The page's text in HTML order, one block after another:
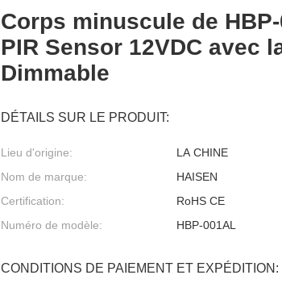
Corps minuscule de
PIR Sensor 12VDC avec
Dimmable
DÉTAILS SUR LE PRODUIT:
Lieu d'origine:
LA CHINE
Nom de marque:
HAISEN
Certification:
RoHS CE
Numéro de modèle:
HBP-001AL
CONDITIONS DE PAIEMENT ET EXPÉDITION: